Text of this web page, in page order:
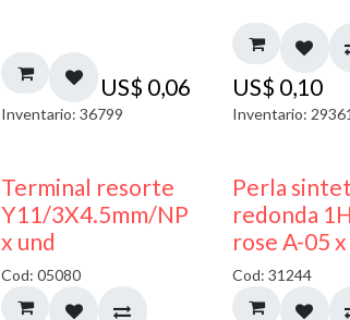
US$ 0,06
Inventario: 36799
US$ 0,10
Inventario: 29361
50% DESCUENTO
Terminal resorte
Y11/3X4.5mm/NP
x und
Cod: 05080
Perla
redonda
rose A-05
Cod: 31244